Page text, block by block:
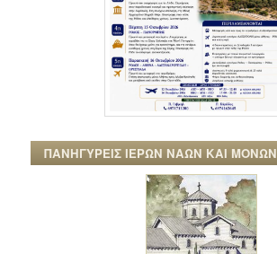
ΠΑΝΗΓΥΡΕΙΣ ΙΕΡΩΝ ΝΑΩΝ ΚΑΙ ΜΟΝΩΝ